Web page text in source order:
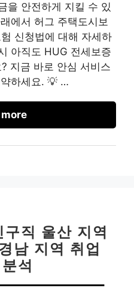
을 안전하게 지킬 수 있
에서 허그 주택도시보
신청법에 대해 자세하
아직도 HUG 전세보증
지금 바로 안심 서비스
하세요. 💡 …
more
직 울산 지역
남 지역 취업
석